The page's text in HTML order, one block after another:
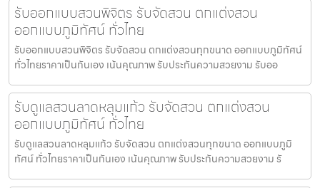
รับออกแบบสวนพิจิตร รับจัดสวน ตกแต่งสวน
ออกแบบภูมิทัศน์ ทั่วไทย
รับออกแบบสวนพิจิตร รับจัดสวน ตกแต่งสวนทุกขนาด ออกแบบภูมิทัศน์
ทั่วไทยราคาเป็นกันเอง เน้นคุณภาพ รับประกันความสวยงาม รับออ
รับดูแลสวนลาดหลุมแก้ว รับจัดสวน ตกแต่งสวน
ออกแบบภูมิทัศน์ ทั่วไทย
รับดูแลสวนลาดหลุมแก้ว รับจัดสวน ตกแต่งสวนทุกขนาด ออกแบบภูมิ
ทัศน์ ทั่วไทยราคาเป็นกันเอง เน้นคุณภาพ รับประกันความสวยงาม รั